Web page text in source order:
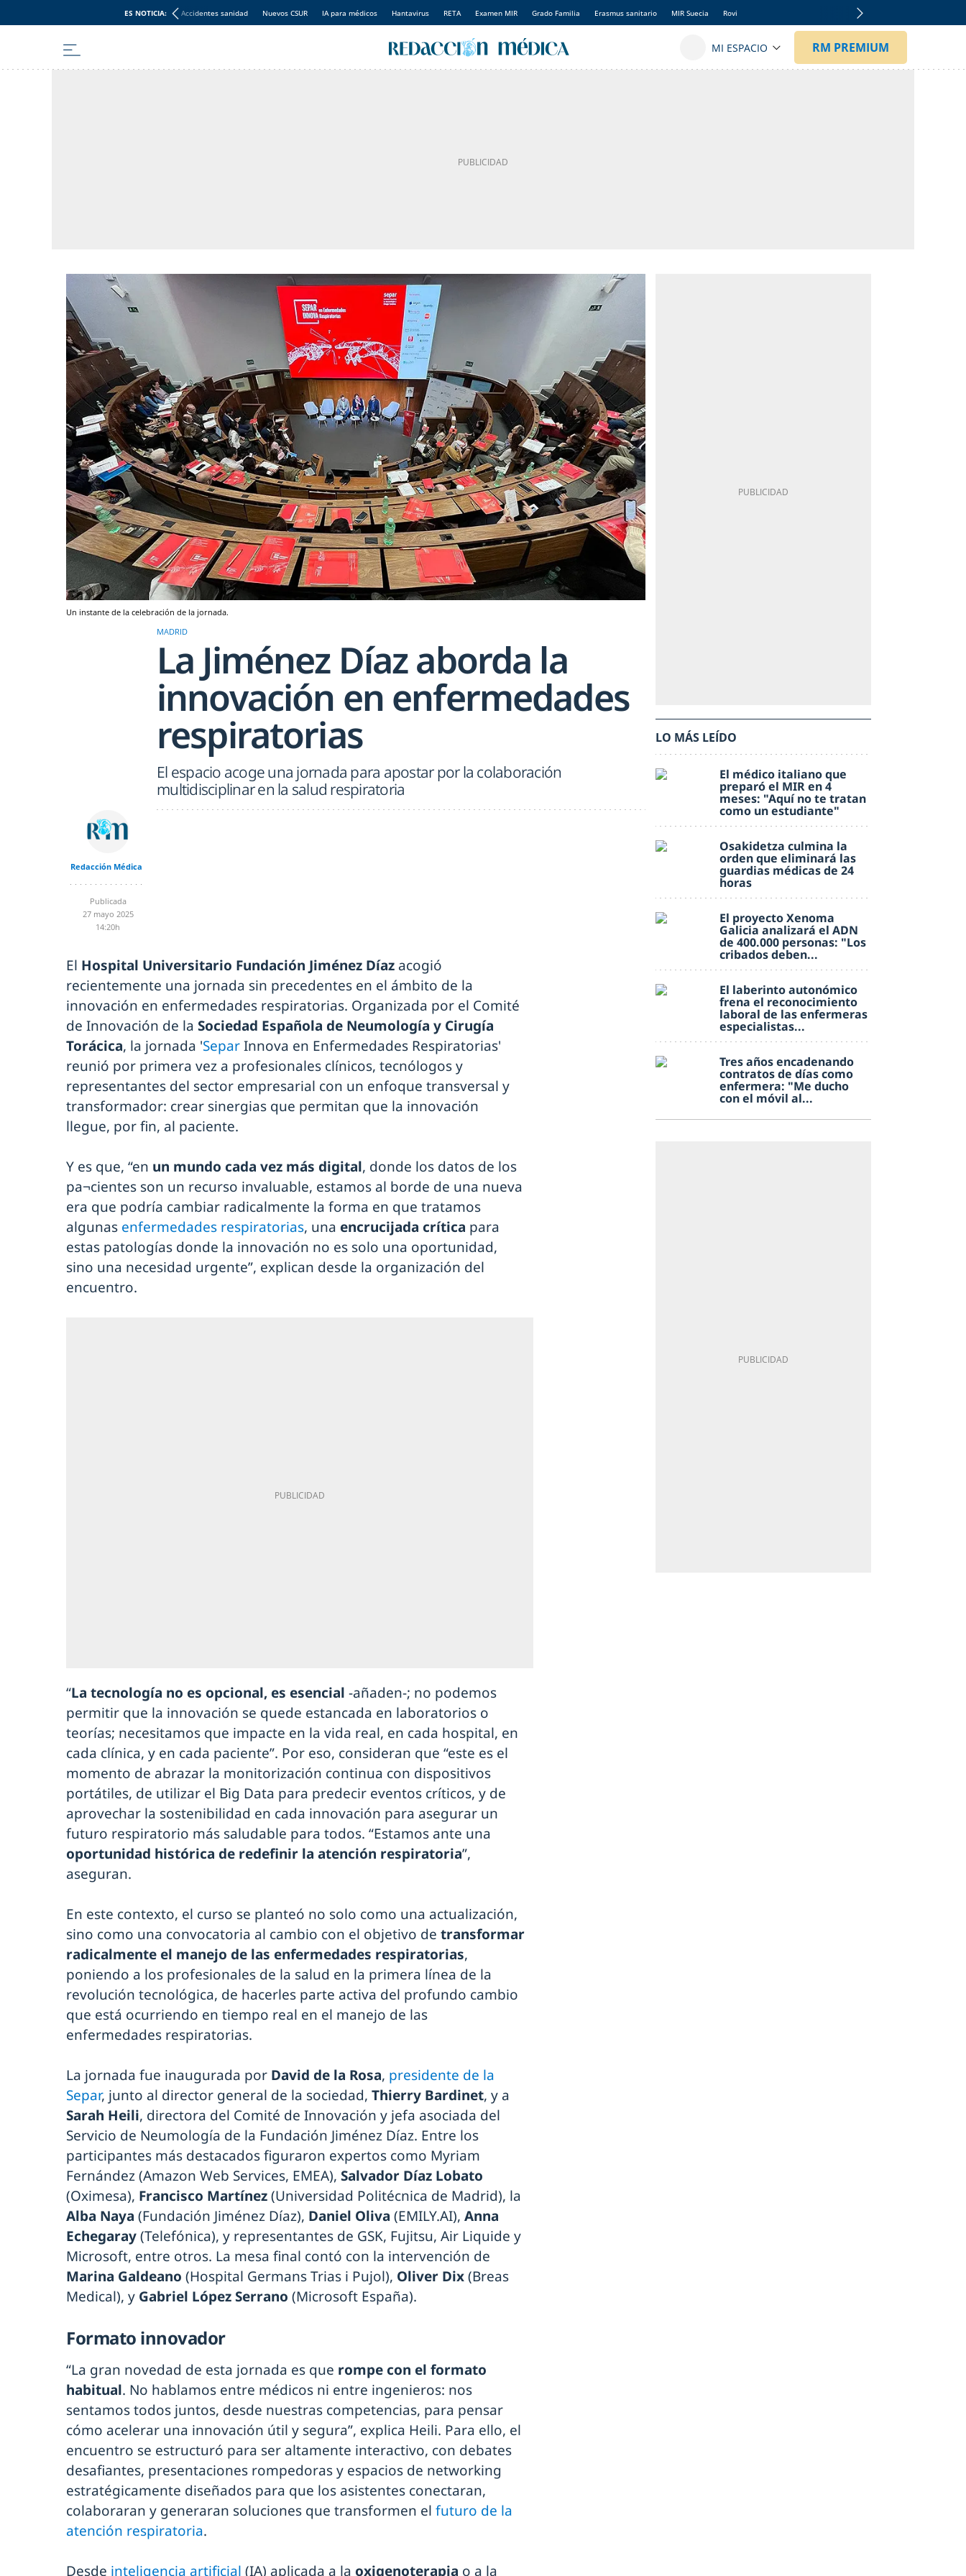
ES NOTICIA: Accidentes sanidad Nuevos CSUR IA para médicos Hantavirus RETA Examen MIR Grado Familia Erasmus sanitario MIR Suecia Rovi
Un instante de la celebración de la jornada.
MADRID
La Jiménez Díaz aborda la
innovación en enfermedades
respiratorias
El espacio acoge una jornada para apostar por la colaboración
multidisciplinar en la salud respiratoria
Redacción Médica
Publicada
27 mayo 2025
14:20h
El Hospital Universitario Fundación Jiménez Díaz acogió
recientemente una jornada sin precedentes en el ámbito de la
innovación en enfermedades respiratorias. Organizada por el Comité
de Innovación de la Sociedad Española de Neumología y Cirugía
Torácica, la jornada 'SeparInnova en Enfermedades Respiratorias'
reunió por primera vez a profesionales clínicos, tecnólogos y
representantes del sector empresarial con un enfoque transversal y
transformador: crear sinergias que permitan que la innovación
llegue, por fin, al paciente.
Y es que, “en un mundo cada vez más digital, donde los datos de los
pa¬cientes son un recurso invaluable, estamos al borde de una nueva
era que podría cambiar radicalmente la forma en que tratamos
algunas enfermedades respiratorias, una encrucijada crítica para
estas patologías donde la innovación no es solo una oportunidad,
sino una necesidad urgente”, explican desde la organización del
encuentro.
“La tecnología no es opcional, es esencial -añaden-; no podemos
permitir que la innovación se quede estancada en laboratorios o
teorías; necesitamos que impacte en la vida real, en cada hospital, en
cada clínica, y en cada paciente”. Por eso, consideran que “este es el
momento de abrazar la monitorización continua con dispositivos
portátiles, de utilizar el Big Data para predecir eventos críticos, y de
aprovechar la sostenibilidad en cada innovación para asegurar un
futuro respiratorio más saludable para todos. “Estamos ante una
oportunidad histórica de redefinir la atención respiratoria”,
aseguran.
En este contexto, el curso se planteó no solo como una actualización,
sino como una convocatoria al cambio con el objetivo de transformar
radicalmente el manejo de las enfermedades respiratorias,
poniendo a los profesionales de la salud en la primera línea de la
revolución tecnológica, de hacerles parte activa del profundo cambio
que está ocurriendo en tiempo real en el manejo de las
enfermedades respiratorias.
La jornada fue inaugurada por David de la Rosa, presidente de la
Separ, junto al director general de la sociedad, Thierry Bardinet, y a
Sarah Heili, directora del Comité de Innovación y jefa asociada del
Servicio de Neumología de la Fundación Jiménez Díaz. Entre los
participantes más destacados figuraron expertos como Myriam
Fernández (Amazon Web Services, EMEA), Salvador Díaz Lobato
(Oximesa), Francisco Martínez(Universidad Politécnica de Madrid), la
Alba Naya (Fundación Jiménez Díaz), Daniel Oliva (EMILY.AI), Anna
Echegaray(Telefónica), y representantes de GSK, Fujitsu, Air Liquide y
Microsoft, entre otros. La mesa final contó con la intervención de
Marina Galdeano (Hospital Germans Trias i Pujol), Oliver Dix(Breas
Medical), y Gabriel López Serrano (Microsoft España).
Formato innovador
“La gran novedad de esta jornada es que rompe con el formato
habitual. No hablamos entre médicos ni entre ingenieros: nos
sentamos todos juntos, desde nuestras competencias, para pensar
cómo acelerar una innovación útil y segura”, explica Heili. Para ello, el
encuentro se estructuró para ser altamente interactivo, con debates
desafiantes, presentaciones rompedoras y espacios de networking
estratégicamente diseñados para que los asistentes conectaran,
colaboraran y generaran soluciones que transformen el futuro de la
atención respiratoria.
Desde inteligencia artificial (IA) aplicada a la oxigenoterapia o a la
LO MÁS LEÍDO
El médico italiano que
preparó el MIR en 4
meses: "Aquí no te tratan
como un estudiante"
Osakidetza culmina la
orden que eliminará las
guardias médicas de 24
horas
El proyecto Xenoma
Galicia analizará el ADN
de 400.000 personas: "Los
cribados deben...
El laberinto autonómico
frena el reconocimiento
laboral de las enfermeras
especialistas...
Tres años encadenando
contratos de días como
enfermera: "Me ducho
con el móvil al...